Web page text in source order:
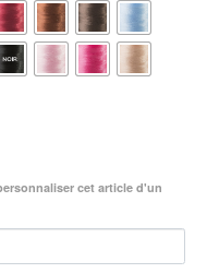
cet article d'un